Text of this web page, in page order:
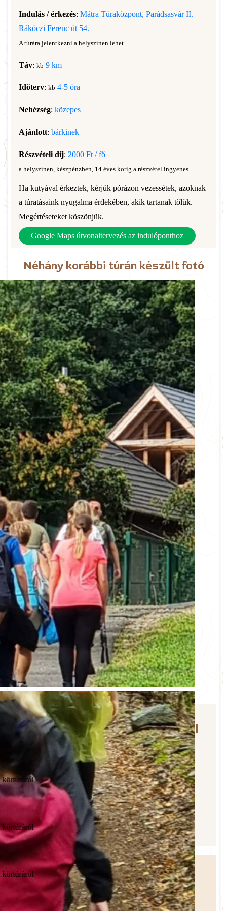
Indulás / érkezés: Mátra Túraközpont, Parádsasvár II.
Rákóczi Ferenc út 54.
A túrára jelentkezni a helyszínen lehet
Táv: kb 9 km
Időterv: kb 4-5 óra
Nehézség: közepes
Ajánlott: bárkinek
Részvételi díj: 2000 Ft / fő
a helyszínen, készpénzben, 14 éves korig a részvétel ingyenes
Ha kutyával érkeztek, kérjük pórázon vezessétek, azoknak
a túratásaink nyugalma érdekében, akik tartanak tőlük.
Megértéseteket köszönjük.
Google Maps útvonaltervezés az indulóponthoz
Néhány korábbi túrán készült fotó
Videós vélemények a túráinkról
Litkai Gergely véleménye az első Parádsasvári körtúráról
Horváth Lajos Ottó véleménye az Ilona-völgyi körtúráról
Litkai Gergely véleménye az első Parádsasvári körtúráról
Étresítések a túrákról